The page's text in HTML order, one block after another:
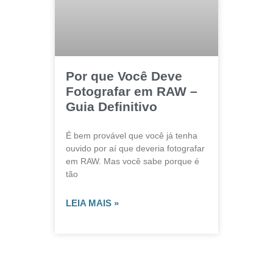
Por que Você Deve
Fotografar em RAW –
Guia Definitivo
É bem provável que você já tenha
ouvido por aí que deveria fotografar
em RAW. Mas você sabe porque é
tão
LEIA MAIS »